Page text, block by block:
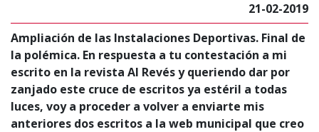
21-02-2019
Ampliación de las Instalaciones Deportivas. Final de
la polémica. En respuesta a tu contestación a mi
escrito en la revista Al Revés y queriendo dar por
zanjado este cruce de escritos ya estéril a todas
luces, voy a proceder a volver a enviarte mis
anteriores dos escritos a la web municipal que creo